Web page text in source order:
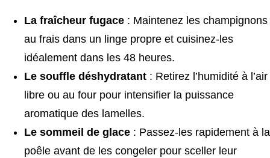
La fraîcheur fugace : Maintenez les champignons
au frais dans un linge propre et cuisinez-les
idéalement dans les 48 heures.
Le souffle déshydratant : Retirez l’humidité à l’air
libre ou au four pour intensifier la puissance
aromatique des lamelles.
Le sommeil de glace : Passez-les rapidement à la
poêle avant de les congeler pour sceller leur